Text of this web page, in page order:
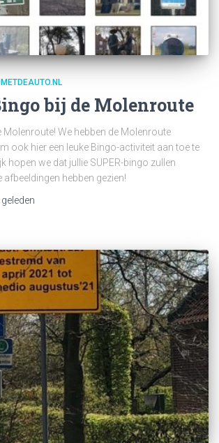
bij de Molenroute
Molenroute! We hebben de Molenroute
ook hier een leuke Bingo-activiteit aan toe te
hopen we dat jullie SUPER-bingo zullen
afbeeldingen hebben gezien!
geleden